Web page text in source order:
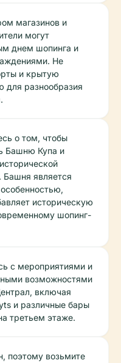
магазинов и
могут
днем шопинга и
Не
и крытую
разнообразия
о том, чтобы
Башню Купа и
Башня является
историческую
шопинг-
с мероприятиями и
возможностями
включая
и различные бары
третьем этаже.
поэтому возьмите